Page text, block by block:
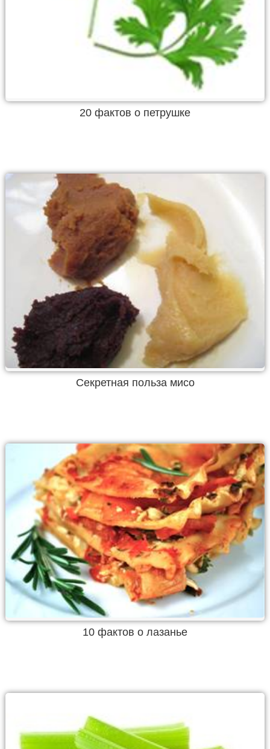
20 фактов о петрушке
Секретная польза мисо
10 фактов о лазанье